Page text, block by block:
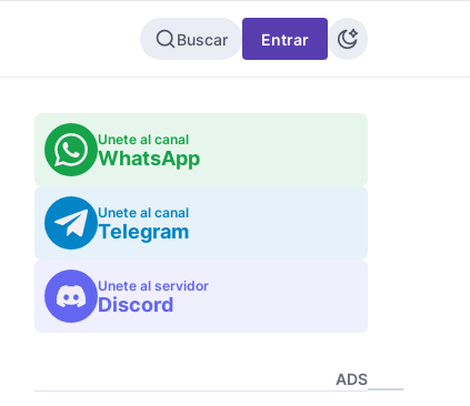
Buscar Entrar
Unete al canal
WhatsApp
Unete al canal
Telegram
Unete al servidor
Discord
ADS